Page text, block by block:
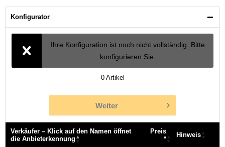
Konfigurator
Ihre Konfiguration ist noch nicht vollständig. Bitte
konfigurieren Sie.
0 Artikel
Weiter
Verkäufer – Klick auf den Namen öffnet
die Anbieterkennung
Preis
*
Hinweis